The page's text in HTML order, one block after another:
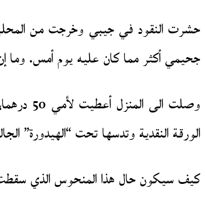
حشرت النقود في جيبي وخرجت من
جحيمي أكثر مما كان عليه يوم أمس. وما
الورقة النقدية وتدسها تحت “الهيدورة”
كيف سيكون حال هذا المنحوس الذي